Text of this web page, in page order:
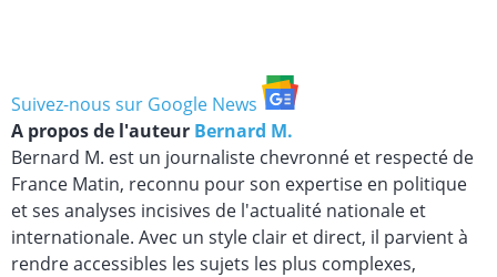
Suivez-nous sur Google News
A propos de l'auteur Bernard M.
Bernard M. est un journaliste chevronné et respecté de
France Matin, reconnu pour son expertise en politique
et ses analyses incisives de l'actualité nationale et
internationale. Avec un style clair et direct, il parvient à
rendre accessibles les sujets les plus complexes,